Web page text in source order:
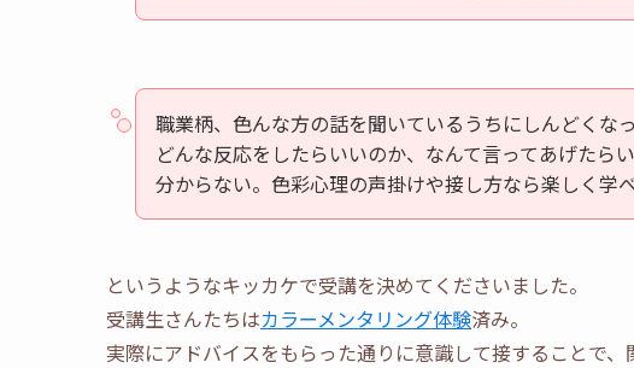
職業柄、色んな方の話を聞いているうちにしんどくなっ
どんな反応をしたらいいのか、なんて言ってあげたら
分からない。色彩心理の声掛けや接し方なら楽しく学
というようなキッカケで受講を決めてくださいました。
受講生さんたちはカラーメンタリング体験済み。
実際にアドバイスをもらった通りに意識して接することで、